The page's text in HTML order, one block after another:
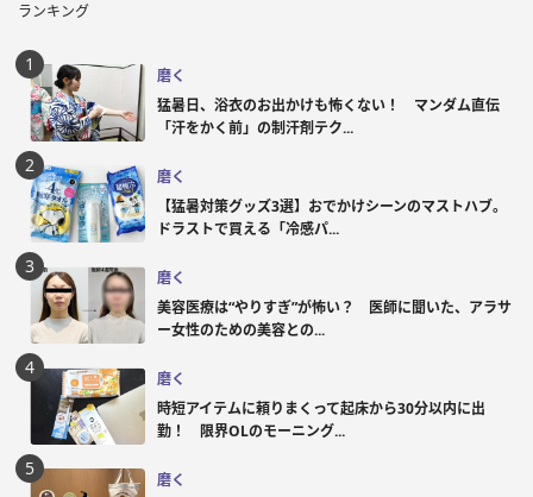
ランキング
磨く
猛暑日、浴衣のお出かけも怖くない！ マンダム直伝
「汗をかく前」の制汗剤テク...
磨く
【猛暑対策グッズ3選】おでかけシーンのマストハブ。
ドラストで買える「冷感パ...
磨く
美容医療は“やりすぎ”が怖い？ 医師に聞いた、アラサ
ー女性のための美容との...
磨く
時短アイテムに頼りまくって起床から30分以内に出
勤！ 限界OLのモーニング...
磨く